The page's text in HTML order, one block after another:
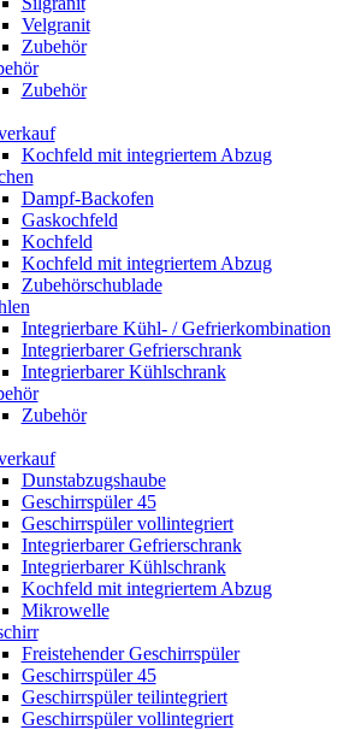
Velgranit
Zubehör
Zubehör
Kochfeld mit integriertem Abzug
Dampf-Backofen
Gaskochfeld
Kochfeld
Kochfeld mit integriertem Abzug
Zubehörschublade
Integrierbare Kühl- / Gefrierkombination
Integrierbarer Gefrierschrank
Integrierbarer Kühlschrank
Zubehör
Dunstabzugshaube
Geschirrspüler 45
Geschirrspüler vollintegriert
Integrierbarer Gefrierschrank
Integrierbarer Kühlschrank
Kochfeld mit integriertem Abzug
Mikrowelle
Freistehender Geschirrspüler
Geschirrspüler 45
Geschirrspüler teilintegriert
Geschirrspüler vollintegriert